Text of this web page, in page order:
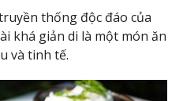
thống độc đáo của
khá giản di là một món ăn
và tinh tế.